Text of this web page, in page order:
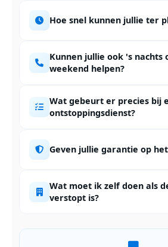
Hoe snel kunnen jullie ter
Kunnen jullie ook 's nachts
weekend helpen?
Wat gebeurt er precies bij
ontstoppingsdienst?
Geven jullie garantie op
Wat moet ik zelf doen als
verstopt is?